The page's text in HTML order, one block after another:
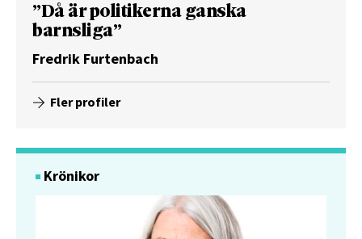
”Då är politikerna ganska
barnsliga”
Fredrik Furtenbach
Fler profiler
Krönikor